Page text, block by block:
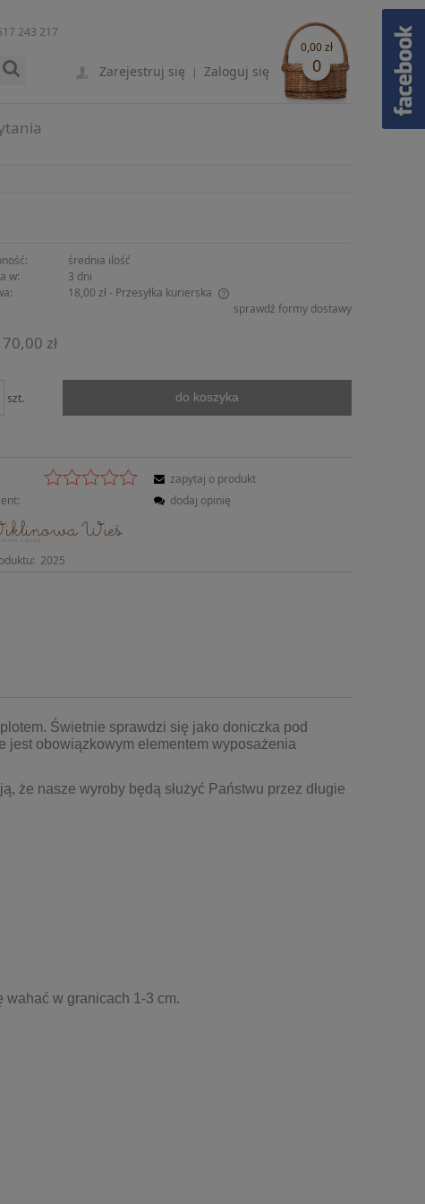
0,00 zł
0
Zarejestruj się | Zaloguj się
243 217
średnia ilość
w:
3 dni
18,00 zł- Przesyłka kurierska
sprawdź formy dostawy
70,00 zł
szt. do koszyka
2025
zapytaj o produkt
dodaj opinię
Świetnie sprawdzi się jako doniczka pod
obowiązkowym elementem wyposażenia
że nasze wyroby będą służyć Państwu przez długie
wahać w granicach 1-3 cm.